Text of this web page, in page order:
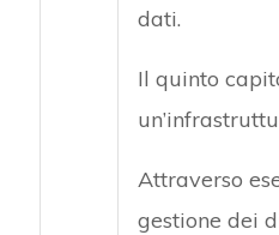
dati.
Il quinto
Attraverso
gestione dei